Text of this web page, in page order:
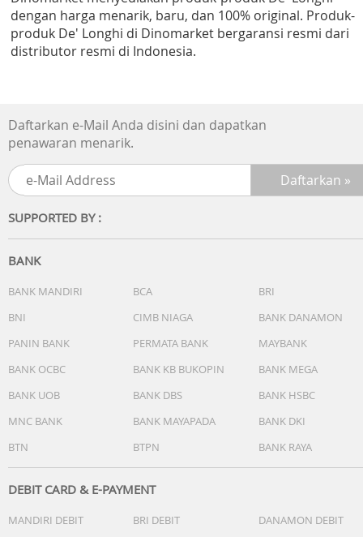
dengan harga menarik, baru, dan 100% original. Produk-
produk De' Longhi di Dinomarket bergaransi resmi dari
distributor resmi di Indonesia.
Daftarkan e-Mail Anda disini dan dapatkan
penawaran menarik.
SUPPORTED BY :
BANK
BANK MANDIRI BCA
BRI
BNI
CIMB NIAGA
BANK DANAMON
PANIN BANK
PERMATA BANK
MAYBANK
BANK OCBC
BANK KB BUKOPIN
BANK MEGA
BANK UOB
BANK DBS
BANK HSBC
MNC BANK
BANK MAYAPADA
BANK DKI
BTN
BTPN BANK RAYA
DEBIT CARD & E-PAYMENT
MANDIRI DEBIT BRI DEBIT
DANAMON DEBIT